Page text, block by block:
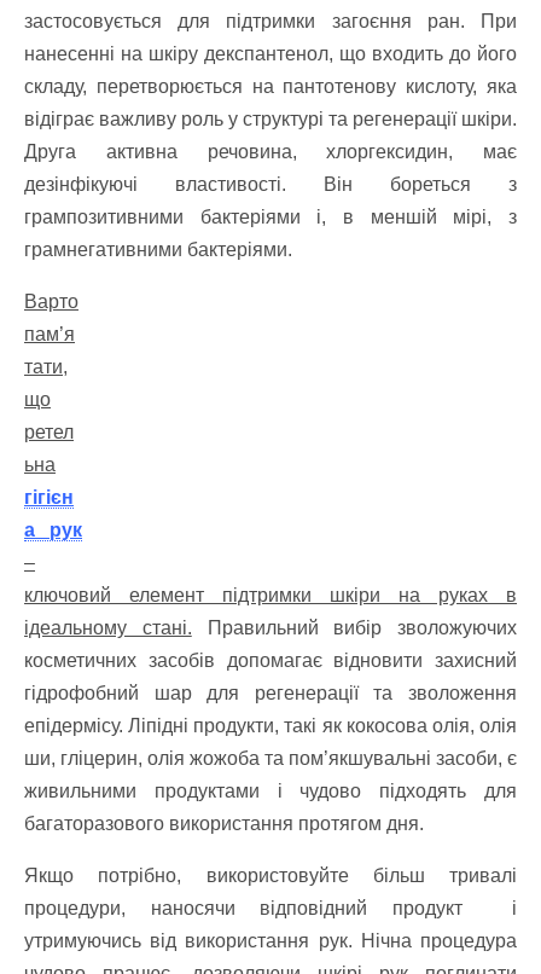
застосовується для підтримки загоєння ран. При
нанесенні на шкіру декспантенол, що входить до його
складу, перетворюється на пантотенову кислоту, яка
відіграє важливу роль у структурі та регенерації шкіри.
Друга активна речовина, хлоргексидин, має
дезінфікуючі властивості. Він бореться з
грампозитивними бактеріями і, в меншій мірі, з
грамнегативними бактеріями.
Варто
пам’я
тати,
що
ретел
ьна
гігієн
а рук
–
ключовий елемент підтримки шкіри на руках в
ідеальному стані. Правильний вибір зволожуючих
косметичних засобів допомагає відновити захисний
гідрофобний шар для регенерації та зволоження
епідермісу. Ліпідні продукти, такі як кокосова олія, олія
ши, гліцерин, олія жожоба та пом’якшувальні засоби, є
живильними продуктами і чудово підходять для
багаторазового використання протягом дня.
Якщо потрібно, використовуйте більш тривалі
процедури, наносячи відповідний продукт і
утримуючись від використання рук. Нічна процедура